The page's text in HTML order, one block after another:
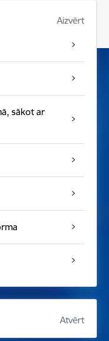
Aizvērt
sākot ar
Atvērt